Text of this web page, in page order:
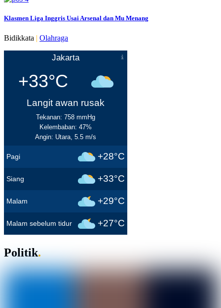
Klasmen Liga Inggris Usai Arsenal dan Mu Menang
Bidikkata | Olahraga
Jakarta
+33°C
Langit awan rusak
Tekanan: 758 mmHg
Kelembaban: 47%
Angin: Utara, 5.5 m/s
Pagi +28°C
Siang +33°C
Malam +29°C
Malam sebelum tidur +27°C
Politik.